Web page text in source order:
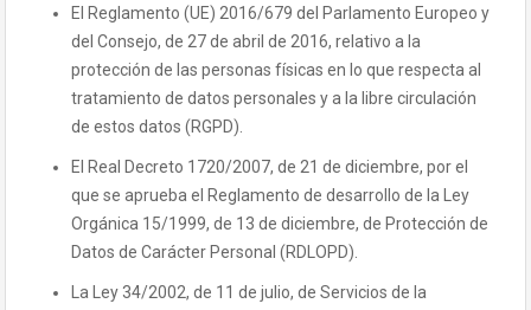
El Reglamento (UE) 2016/679 del Parlamento Europeo y
del Consejo, de 27 de abril de 2016, relativo a la
protección de las personas físicas en lo que respecta al
tratamiento de datos personales y a la libre circulación
de estos datos (RGPD).
El Real Decreto 1720/2007, de 21 de diciembre, por el
que se aprueba el Reglamento de desarrollo de la Ley
Orgánica 15/1999, de 13 de diciembre, de Protección de
Datos de Carácter Personal (RDLOPD).
La Ley 34/2002, de 11 de julio, de Servicios de la